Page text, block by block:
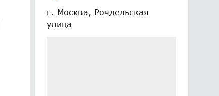
г. Москва, Рочдельская
улица